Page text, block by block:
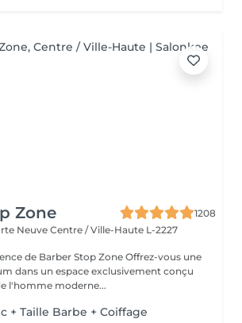
Zone
1208
Neuve Centre / Ville-Haute L-2227
Barber Stop Zone Offrez-vous une
dans un espace exclusivement conçu
l'homme moderne...
+ Taille Barbe + Coiffage